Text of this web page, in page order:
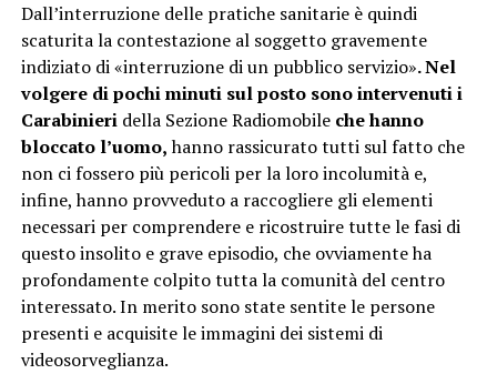
Dall’interruzione delle pratiche sanitarie è quindi
scaturita la contestazione al soggetto gravemente
indiziato di «interruzione di un pubblico servizio». Nel
volgere di pochi minuti sul posto sono intervenuti i
Carabinieridella Sezione Radiomobile che hanno
bloccato l’uomo,hanno rassicurato tutti sul fatto che
non ci fossero più pericoli per la loro incolumità e,
infine, hanno provveduto a raccogliere gli elementi
necessari per comprendere e ricostruire tutte le fasi di
questo insolito e grave episodio, che ovviamente ha
profondamente colpito tutta la comunità del centro
interessato. In merito sono state sentite le persone
presenti e acquisite le immagini dei sistemi di
videosorveglianza.